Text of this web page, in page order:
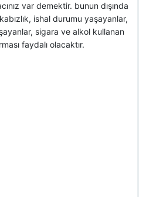
var demektir. bunun dışında
ishal durumu yaşayanlar,
sigara ve alkol kullanan
faydalı olacaktır.